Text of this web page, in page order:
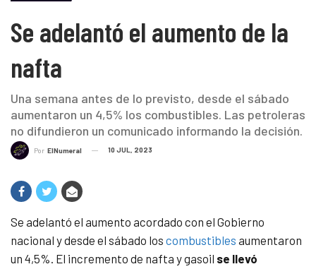
Se adelantó el aumento de la
nafta
Una semana antes de lo previsto, desde el sábado
aumentaron un 4,5% los combustibles. Las petroleras
no difundieron un comunicado informando la decisión.
Por ElNumeral 10 JUL, 2023
Se adelantó el aumento acordado con el Gobierno
nacional y desde el sábado los combustibles aumentaron
un 4,5%. El incremento de nafta y gasoil se llevó